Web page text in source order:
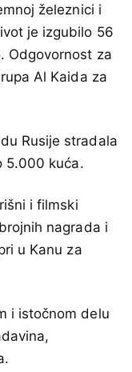
železnici i
je izgubilo 56
Odgovornost za
Al Kaida za
Rusije stradala
5.000 kuća.
i filmski
nagrada i
u Kanu za
i istočnom delu